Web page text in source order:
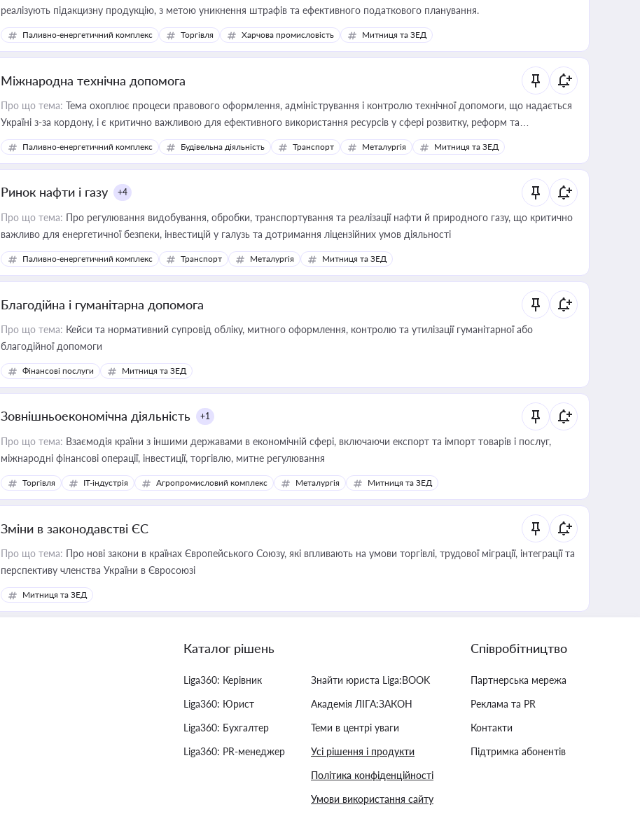
реалізують підакцизну продукцію, з метою уникнення штрафів та ефективного податкового планування.
Паливно-енергетичний комплекс Торгівля Харчова промисловість Митниця та ЗЕД
Міжнародна технічна допомога
Про що тема: Тема охоплює процеси правового оформлення, адміністрування і контролю технічної допомоги, що надається
Україні з-за кордону, і є критично важливою для ефективного використання ресурсів у сфері розвитку, реформ та
інфраструктурних проєктів
Паливно-енергетичний комплекс Будівельна діяльність Транспорт Металургія Митниця та ЗЕД
Ринок нафти і газу +4
Про що тема: Про регулювання видобування, обробки, транспортування та реалізації нафти й природного газу, що критично
важливо для енергетичної безпеки, інвестицій у галузь та дотримання ліцензійних умов діяльності
Паливно-енергетичний комплекс Транспорт Металургія Митниця та ЗЕД
Благодійна і гуманітарна допомога
Про що тема: Кейси та нормативний супровід обліку, митного оформлення, контролю та утилізації гуманітарної або
благодійної допомоги
Фінансові послуги Митниця та ЗЕД
Зовнішньоекономічна діяльність +1
Про що тема: Взаємодія країни з іншими державами в економічній сфері, включаючи експорт та імпорт товарів і послуг,
міжнародні фінансові операції, інвестиції, торгівлю, митне регулювання
Торгівля IT-індустрія Агропромисловий комплекс Металургія Митниця та ЗЕД
Зміни в законодавстві ЄС
Про що тема: Про нові закони в країнах Європейського Союзу, які впливають на умови торгівлі, трудової міграції, інтеграції та
перспективу членства України в Євросоюзі
Митниця та ЗЕД
Каталог рішень
Liga360: Керівник
Liga360: Юрист
Liga360: Бухгалтер
Liga360: PR-менеджер
Знайти юриста Liga:BOOK
Академія ЛІГА:ЗАКОН
Теми в центрі уваги
Усі рішення і продукти
Політика конфіденційності
Умови використання сайту
Співробітництво
Партнерська мережа
Реклама та PR
Контакти
Підтримка абонентів